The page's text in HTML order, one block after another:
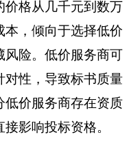
价格从几千元到数万
本，倾向于选择低价
风险。低价服务商可
对性，导致标书质量
低价服务商存在资质
影响投标资格。